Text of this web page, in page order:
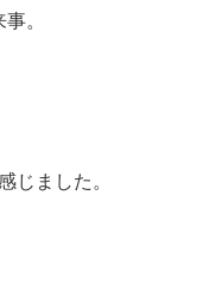
。
じました。